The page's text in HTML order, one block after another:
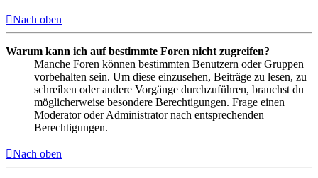
Nach oben
Warum kann ich auf bestimmte Foren nicht zugreifen?
Manche Foren können bestimmten Benutzern oder Gruppen
vorbehalten sein. Um diese einzusehen, Beiträge zu lesen, zu
schreiben oder andere Vorgänge durchzuführen, brauchst du
möglicherweise besondere Berechtigungen. Frage einen
Moderator oder Administrator nach entsprechenden
Berechtigungen.
Nach oben